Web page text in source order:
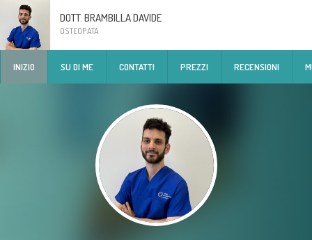
DOTT. BRAMBILLA DAVIDE
OSTEOPATA
INIZIO SU DI ME CONTATTI PREZZI RECENSIONI